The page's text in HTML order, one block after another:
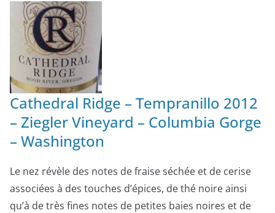
Cathedral Ridge – Tempranillo 2012
– Ziegler Vineyard – Columbia Gorge
– Washington
Le nez révèle des notes de fraise séchée et de cerise
associées à des touches d’épices, de thé noire ainsi
qu’à de très fines notes de petites baies noires et de